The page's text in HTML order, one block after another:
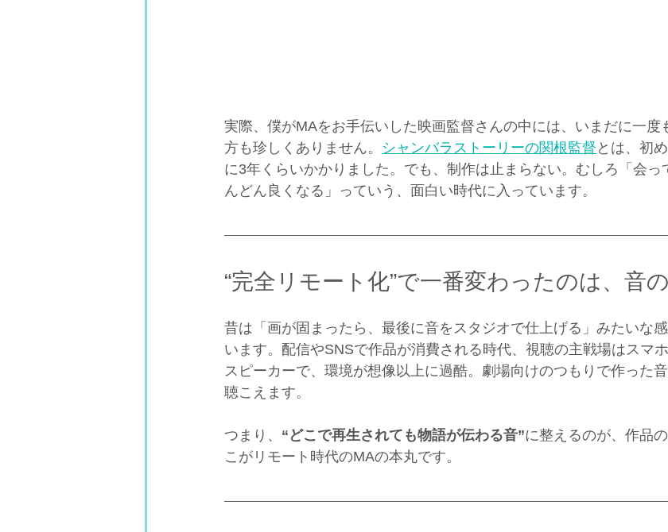
実際、僕がMAをお手伝いした映画監督さんの中には、いまだに一度
方も珍しくありません。 シャンバラストーリーの関根監督 とは、初
に3年くらいかかりました。でも、制作は止まらない。むしろ「会っ
んどん良くなる」っていう、面白い時代に入っています。
“完全リモート化”で一番変わったのは、音
昔は「画が固まったら、最後に音をスタジオで仕上げる」みたいな
います。配信やSNSで作品が消費される時代、視聴の主戦場はスマ
スピーカーで、環境が想像以上に過酷。劇場向けのつもりで作った
聴こえます。
つまり、 “どこで再生されても物語が伝わる音”に整えるのが、作品
こがリモート時代のMAの本丸です。